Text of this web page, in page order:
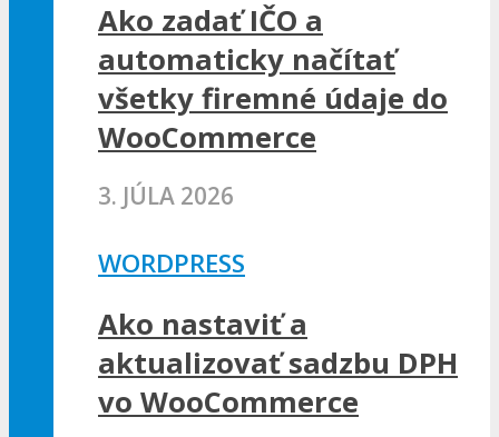
Ako zadať IČO a
automaticky načítať
všetky firemné údaje do
WooCommerce
3. JÚLA 2026
WORDPRESS
Ako nastaviť a
aktualizovať sadzbu DPH
vo WooCommerce